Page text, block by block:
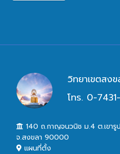
วิทยาเขตสงข
โทร. 0-
140 ถ.กาญจนวนิช ม.4 ต.เขารู
จ.สงขลา 90000
แผนที่ตั้ง